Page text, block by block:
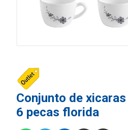
Conjunto de
6 pecas florida